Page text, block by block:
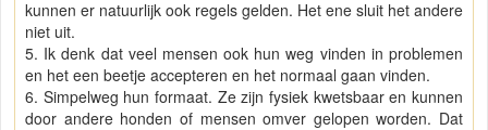
kunnen er natuurlijk ook regels gelden. Het ene sluit het andere
niet uit.
5. Ik denk dat veel mensen ook hun weg vinden in problemen
en het een beetje accepteren en het normaal gaan vinden.
6. Simpelweg hun formaat. Ze zijn fysiek kwetsbaar en kunnen
door andere honden of mensen omver gelopen worden. Dat